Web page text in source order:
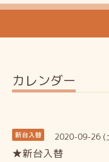
カレンダー
新台入替 2020-09-26 (
★新台入替